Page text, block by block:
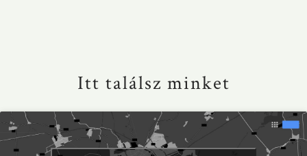
Itt találsz minket